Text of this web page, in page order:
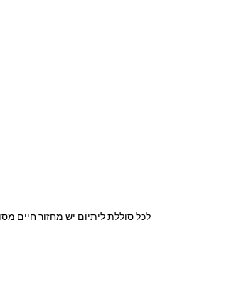
לכל סוללת ליתיום יש מחזור חיים